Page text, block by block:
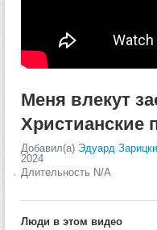
Меня влекут
Христианские
Добавил(а) Эдуард
2024
Длительность N/A
Люди в этом видео